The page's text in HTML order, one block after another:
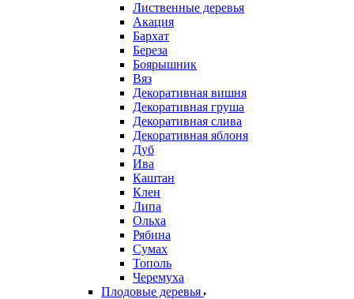
Лиственные деревья
Акация
Бархат
Береза
Боярышник
Вяз
Декоративная вишня
Декоративная груша
Декоративная слива
Декоративная яблоня
Дуб
Ива
Каштан
Клен
Липа
Ольха
Рябина
Сумах
Тополь
Черемуха
Плодовые деревья